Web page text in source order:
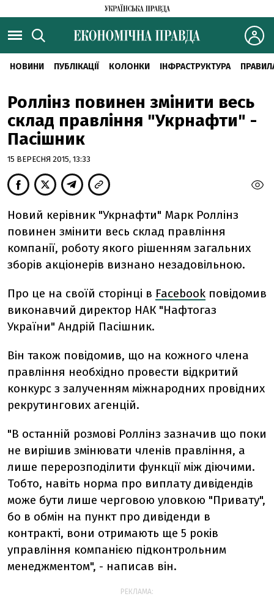
НОВИНИ ПУБЛІКАЦІЇ КОЛОНКИ ІНФРАСТРУКТУРА
Роллінз повинен змінити весь
склад правління "Укрнафти" -
Пасішник
15 ВЕРЕСНЯ 2015, 13:33
Новий керівник "Укрнафти" Марк Роллінз
повинен змінити весь склад правління
компанії, роботу якого рішенням загальних
зборів акціонерів визнано незадовільною.
Про це на своїй сторінці в Facebook повідомив
виконавчий директор НАК "Нафтогаз
України" Андрій Пасішник.
Він також повідомив, що на кожного члена
правління необхідно провести відкритий
конкурс з залученням міжнародних провідних
рекрутингових агенцій.
"В останній розмові Роллінз зазначив що поки
не вирішив змінювати членів правління, а
лише перерозподілити функції між діючими.
Тобто, навіть норма про виплату дивідендів
може бути лише черговою уловкою "Привату",
бо в обмін на пункт про дивіденди в
контракті, вони отримають ще 5 років
управління компанією підконтрольним
менеджментом", - написав він.
РЕКЛАМА: